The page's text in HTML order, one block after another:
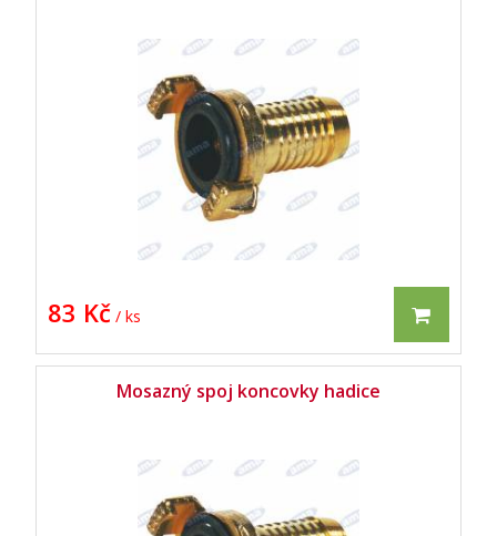
83 Kč / ks
Mosazný spoj koncovky hadice